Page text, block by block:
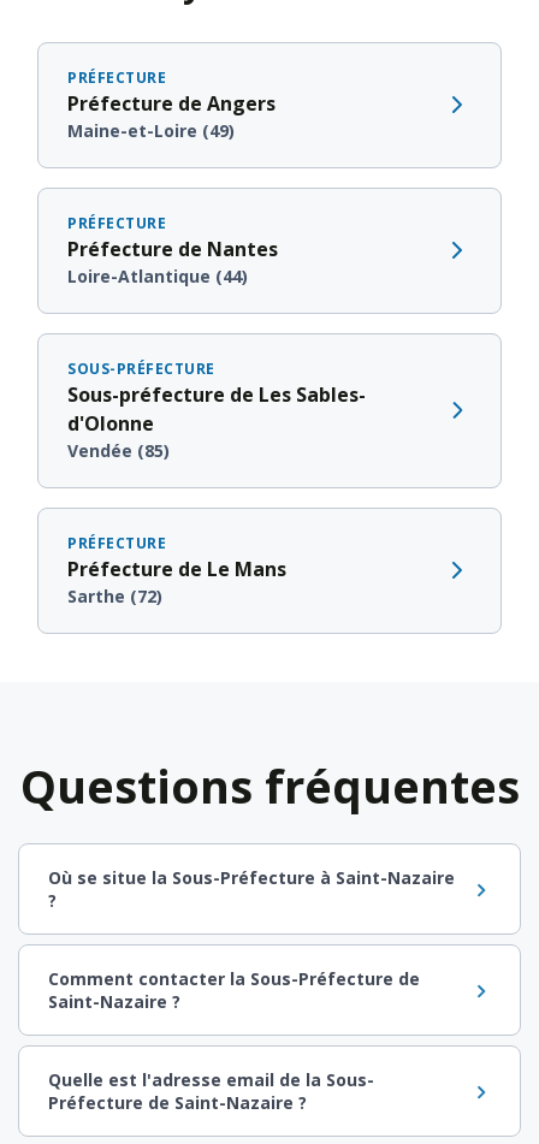
PRÉFECTURE
Préfecture de Angers
Maine-et-Loire (49)
PRÉFECTURE
Préfecture de Nantes
Loire-Atlantique (44)
SOUS-PRÉFECTURE
Sous-préfecture de Les Sables-
d'Olonne
Vendée (85)
PRÉFECTURE
Préfecture de Le Mans
Sarthe (72)
Questions fréquentes
Où se situe la Sous-Préfecture à Saint-Nazaire
?
Comment contacter la Sous-Préfecture de
Saint-Nazaire ?
Quelle est l'adresse email de la Sous-
Préfecture de Saint-Nazaire ?